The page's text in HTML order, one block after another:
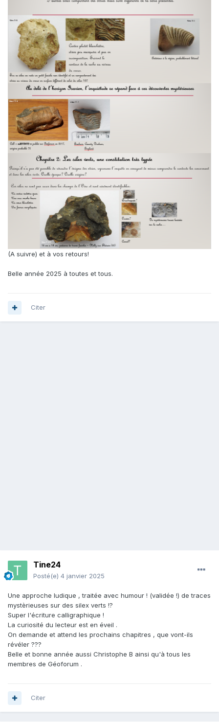
(A suivre) et à vos retours!
Belle année 2025 à toutes et tous.
Citer
Tine24
Posté(e) 4 janvier 2025
Une approche ludique , traitée avec humour ! (validée !) de traces
mystèrieuses sur des silex verts !?
Super l'écriture calligraphique !
La curiosité du lecteur est en éveil .
On demande et attend les prochains chapitres , que vont-ils
révéler ???
Belle et bonne année aussi Christophe B ainsi qu'à tous les
membres de Géoforum .
Citer